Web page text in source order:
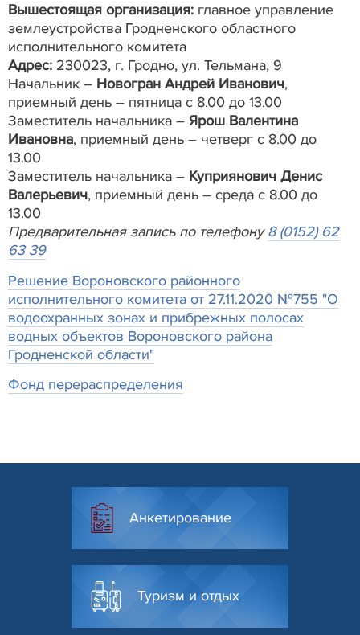
Вышестоящая организация: главное управление
землеустройства Гродненского областного
исполнительного комитета
Адрес: 230023, г. Гродно, ул. Тельмана, 9
Начальник – Новогран Андрей Иванович,
приемный день – пятница с 8.00 до 13.00
Заместитель начальника – Ярош Валентина
Ивановна, приемный день – четверг с 8.00 до
13.00
Заместитель начальника – Куприянович Денис
Валерьевич, приемный день – среда с 8.00 до
13.00
Предварительная запись по телефону8 (0152) 62
63 39
Решение Вороновского районного
исполнительного комитета от 27.11.2020 №755 "О
водоохранных зонах и прибрежных полосах
водных объектов Вороновского района
Гродненской области"
Фонд перераспределения
Анкетирование
Туризм и отдых